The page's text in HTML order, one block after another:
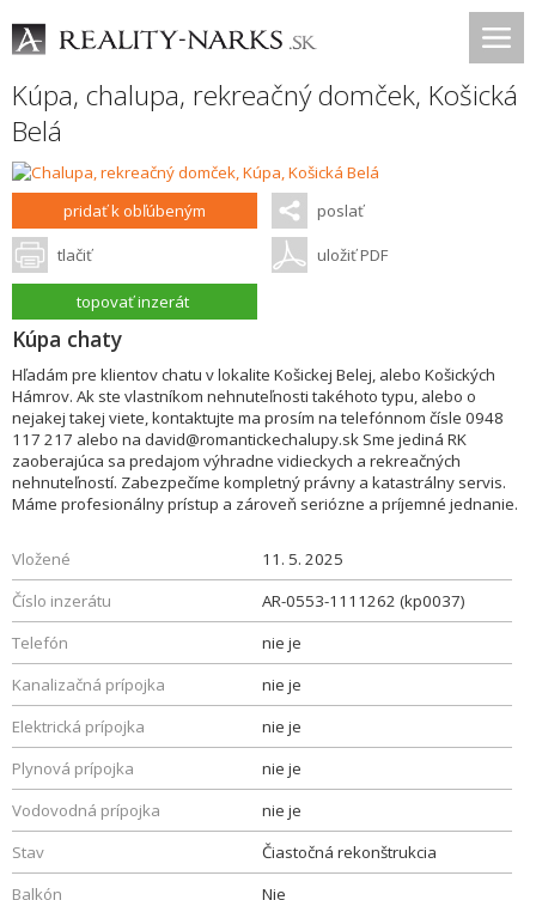
Kúpa, chalupa, rekreačný domček, Košická
Belá
pridať k obľúbeným poslať
tlačiť uložiť PDF
topovať inzerát
Kúpa chaty
Hľadám pre klientov chatu v lokalite Košickej Belej, alebo Košických
Hámrov. Ak ste vlastníkom nehnuteľnosti takéhoto typu, alebo o
nejakej takej viete, kontaktujte ma prosím na telefónnom čísle 0948
117 217 alebo na david@romantickechalupy.sk Sme jediná RK
zaoberajúca sa predajom výhradne vidieckych a rekreačných
nehnuteľností. Zabezpečíme kompletný právny a katastrálny servis.
Máme profesionálny prístup a zároveň seriózne a príjemné jednanie.
Vložené
11. 5. 2025
Číslo inzerátu
AR-0553-1111262 (kp0037)
Telefón
nie je
Kanalizačná prípojka
nie je
Elektrická prípojka
nie je
Plynová prípojka
nie je
Vodovodná prípojka
nie je
Stav
Čiastočná rekonštrukcia
Balkón
Nie